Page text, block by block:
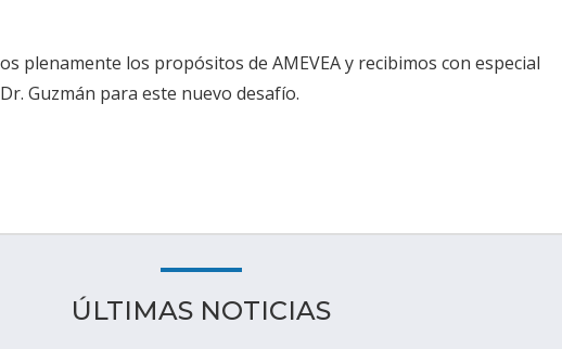
plenamente los propósitos de AMEVEA y recibimos con especial
Guzmán para este nuevo desafío.
ÚLTIMAS NOTICIAS